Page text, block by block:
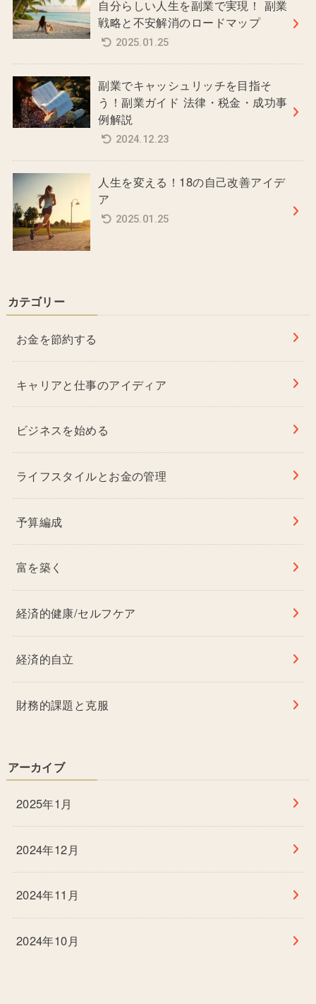
自分らしい人生を副業で実現！ 副業
戦略と不安解消のロードマップ
2025.01.25
副業でキャッシュリッチを目指そ
う！副業ガイド 法律・税金・成功事
例解説
2024.12.23
人生を変える！18の自己改善アイデ
ア
2025.01.25
カテゴリー
お金を節約する
キャリアと仕事のアイディア
ビジネスを始める
ライフスタイルとお金の管理
予算編成
富を築く
経済的健康/セルフケア
経済的自立
財務的課題と克服
アーカイブ
2025年1月
2024年12月
2024年11月
2024年10月